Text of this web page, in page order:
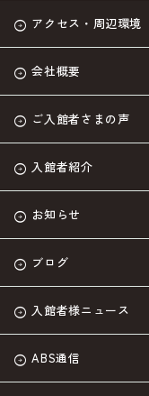
アクセス・周辺環境
会社概要
ご入館者さまの声
入館者紹介
お知らせ
ブログ
入館者様ニュース
ABS通信